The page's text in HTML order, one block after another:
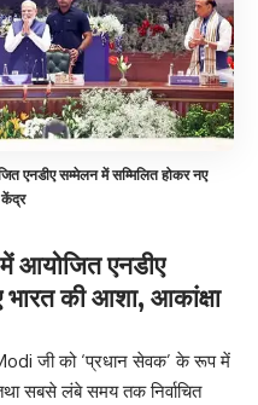
एनडीए सम्मेलन में सम्मिलित होकर नए
आयोजित एनडीए
की आशा, आकांक्षा
जी को ‘प्रधान सेवक’ के रूप में
सबसे लंबे समय तक निर्वाचित